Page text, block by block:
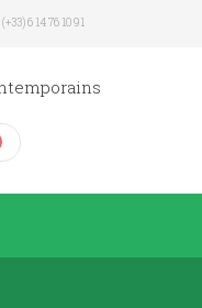
(+33) 6 14 76 10 91